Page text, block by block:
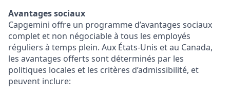
Avantages sociaux
Capgemini offre un programme d’avantages sociaux
complet et non négociable à tous les employés
réguliers à temps plein. Aux États‑Unis et au Canada,
les avantages offerts sont déterminés par les
politiques locales et les critères d’admissibilité, et
peuvent inclure: